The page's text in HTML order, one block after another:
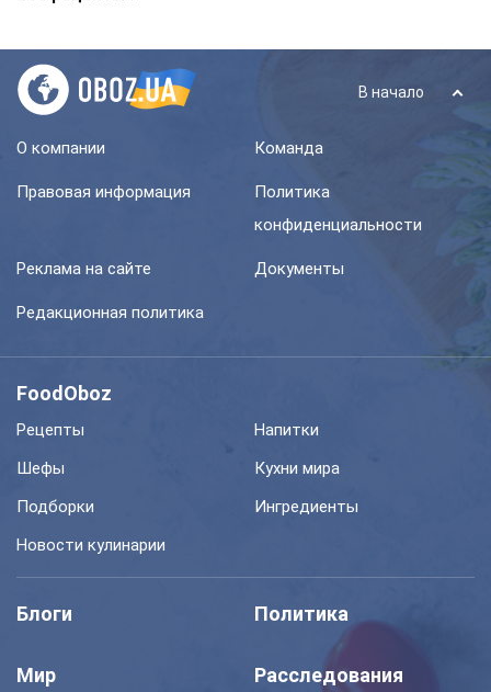
В начало
О компании Команда
Правовая информация
Политика
конфиденциальности
Реклама на сайте Документы
Редакционная политика
FoodOboz
Рецепты
Напитки
Шефы
Кухни мира
Подборки
Ингредиенты
Новости кулинарии
Блоги Политика
Мир Расследования